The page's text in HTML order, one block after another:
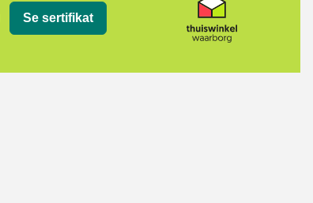
Se sertifikat